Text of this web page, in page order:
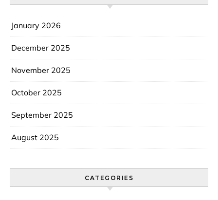
January 2026
December 2025
November 2025
October 2025
September 2025
August 2025
CATEGORIES